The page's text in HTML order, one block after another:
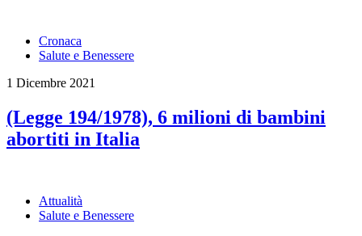
Cronaca
Salute e Benessere
1 Dicembre 2021
(Legge 194/1978), 6 milioni di bambini
abortiti in Italia
Attualità
Salute e Benessere